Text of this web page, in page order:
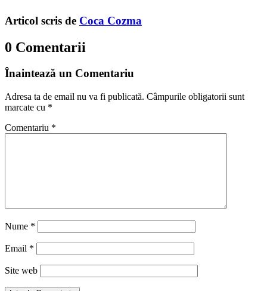
Articol scris de Coca Cozma
0 Comentarii
Înaintează un Comentariu
Adresa ta de email nu va fi publicată. Câmpurile obligatorii sunt
marcate cu *
Comentariu *
Nume *
Email *
Site web